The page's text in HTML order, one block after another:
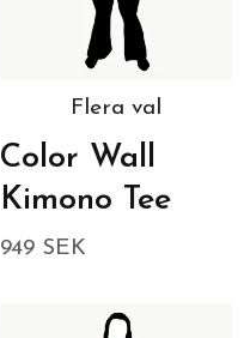
Flera val
Color Wall
Kimono Tee
949 SEK